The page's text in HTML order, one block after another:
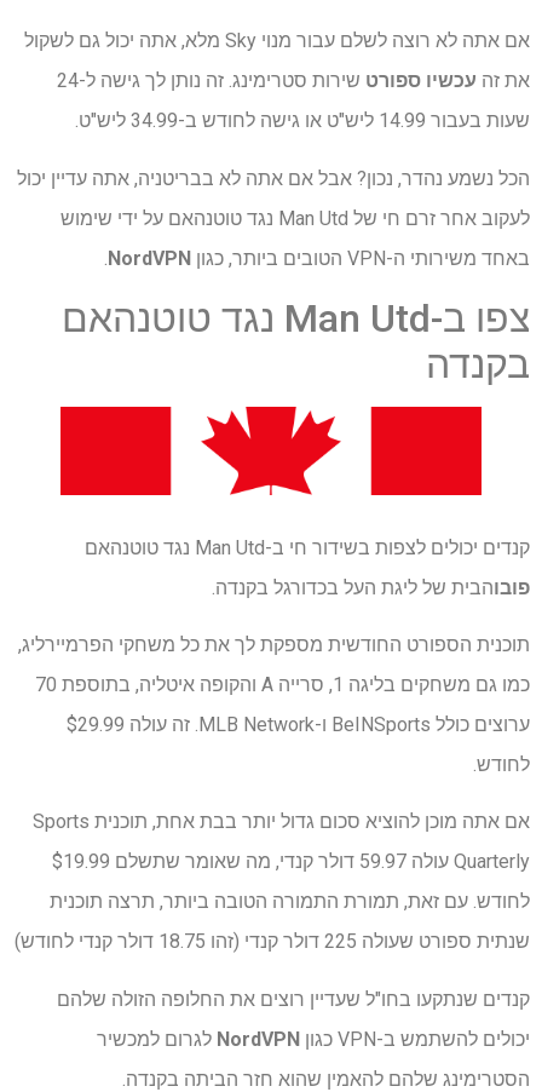
אם אתה לא רוצה לשלם עבור מנוי Sky מלא, אתה יכול גם לשקול
את זה עכשיו ספורט
שירות סטרימינג. זה נותן לך גישה ל-24
שעות בעבור 14.99 ליש"ט או גישה לחודש ב-34.99 ליש"ט.
הכל נשמע נהדר, נכון? אבל אם אתה לא בבריטניה, אתה עדיין יכול
לעקוב אחר זרם חי של Man Utd נגד טוטנהאם על ידי שימוש
באחד משירותי ה-VPN הטובים ביותר, כגון
NordVPN
צפו ב-Man Utd נגד טוטנהאם
בקנדה
קנדים יכולים לצפות בשידור חי ב-Man Utd נגד טוטנהאם
פובוהבית של ליגת העל בכדורגל בקנדה.
תוכנית הספורט החודשית מספקת לך את כל משחקי הפרמיירליג,
כמו גם משחקים בליגה 1, סרייה A והקופה איטליה, בתוספת 70
ערוצים כולל BeINSports ו-MLB Network. זה עולה $29.99
לחודש.
אם אתה מוכן להוציא סכום גדול יותר בבת אחת, תוכנית Sports
Quarterly עולה 59.97 דולר קנדי, מה שאומר שתשלם $19.99
לחודש. עם זאת, תמורת התמורה הטובה ביותר, תרצה תוכנית
שנתית ספורט שעולה 225 דולר קנדי ​​(זהו 18.75 דולר קנדי ​​לחודש)
קנדים שנתקעו בחו"ל שעדיין רוצים את החלופה הזולה שלהם
יכולים להשתמש ב-VPN כגון
NordVPN לגרום למכשיר
הסטרימינג שלהם להאמין שהוא חזר הביתה בקנדה.